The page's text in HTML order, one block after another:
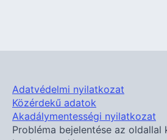
Adatvédelmi nyilatkozat
Közérdekű adatok
Akadálymentességi nyilatkozat
Probléma bejelentése az oldallal